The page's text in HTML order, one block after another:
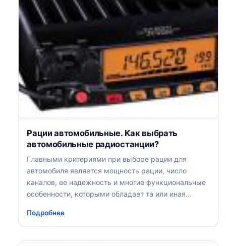
Рации автомобильные. Как выбрать
автомобильные радиостанции?
Главными критериями при выборе рации для
автомобиля является мощность рации, число
каналов, ее надежность и многие функциональные
особенности, которыми обладает та или иная
Подробнее